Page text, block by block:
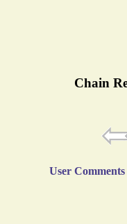
Chain
User Comments